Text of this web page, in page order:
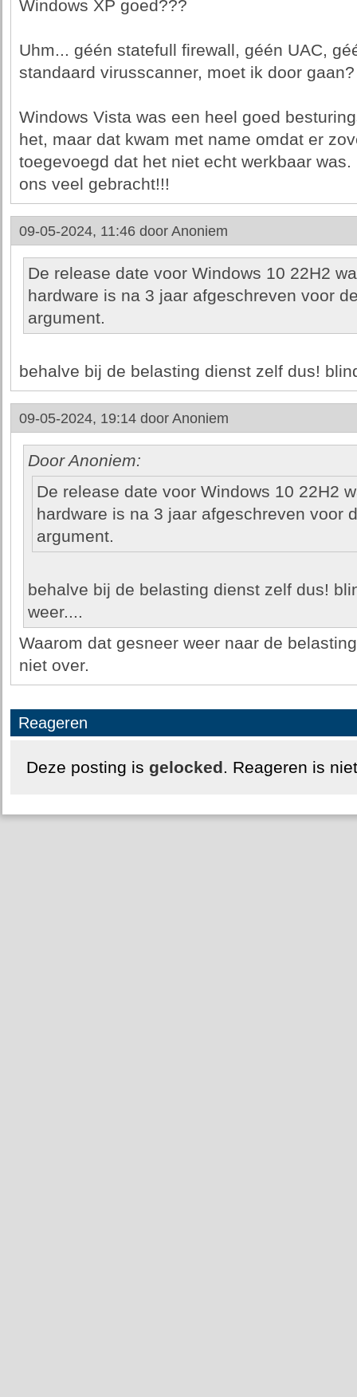
Windows XP goed???
Uhm... géén statefull firewall, géén UAC,
standaard virusscanner, moet ik door gaan?
Windows Vista was een heel goed
het, maar dat kwam met name omdat er
toegevoegd dat het niet echt werkbaar
ons veel gebracht!!!
09-05-2024, 11:46 door Anoniem
De release date voor Windows 10 22H2
hardware is na 3 jaar afgeschreven voor
argument.
behalve bij de belasting dienst zelf dus!
09-05-2024, 19:14 door Anoniem
Door Anoniem:
De release date voor Windows 10 22H2
hardware is na 3 jaar afgeschreven voor
argument.
behalve bij de belasting dienst zelf dus!
weer....
Waarom dat gesneer weer naar de
niet over.
Reageren
Deze posting is gelocked. Reageren is